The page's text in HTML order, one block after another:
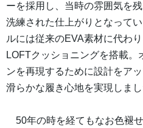
ーを採用し、当時の雰囲気を
洗練された仕上がりとなって
ルには従来のEVA素材に代わ
LOFTクッショニングを搭載。
ンを再現するために設計をア
滑らかな履き心地を実現しまし
50年の時を経てもなお色褪